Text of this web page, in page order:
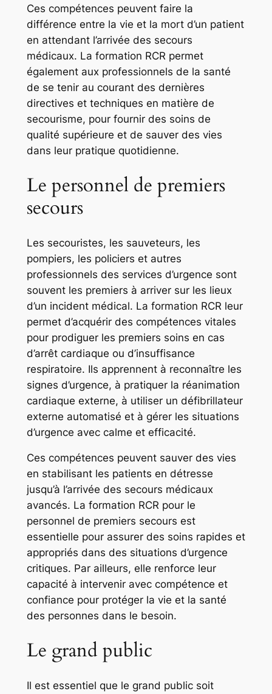
Ces compétences peuvent faire la
différence entre la vie et la mort d’un patient
en attendant l’arrivée des secours
médicaux. La formation RCR permet
également aux professionnels de la santé
de se tenir au courant des dernières
directives et techniques en matière de
secourisme, pour fournir des soins de
qualité supérieure et de sauver des vies
dans leur pratique quotidienne.
Le personnel de premiers
secours
Les secouristes, les sauveteurs, les
pompiers, les policiers et autres
professionnels des services d’urgence sont
souvent les premiers à arriver sur les lieux
d’un incident médical. La formation RCR leur
permet d’acquérir des compétences vitales
pour prodiguer les premiers soins en cas
d’arrêt cardiaque ou d’insuffisance
respiratoire. Ils apprennent à reconnaître les
signes d’urgence, à pratiquer la réanimation
cardiaque externe, à utiliser un défibrillateur
externe automatisé et à gérer les situations
d’urgence avec calme et efficacité.
Ces compétences peuvent sauver des vies
en stabilisant les patients en détresse
jusqu’à l’arrivée des secours médicaux
avancés. La formation RCR pour le
personnel de premiers secours est
essentielle pour assurer des soins rapides et
appropriés dans des situations d’urgence
critiques. Par ailleurs, elle renforce leur
capacité à intervenir avec compétence et
confiance pour protéger la vie et la santé
des personnes dans le besoin.
Le grand public
Il est essentiel que le grand public soit